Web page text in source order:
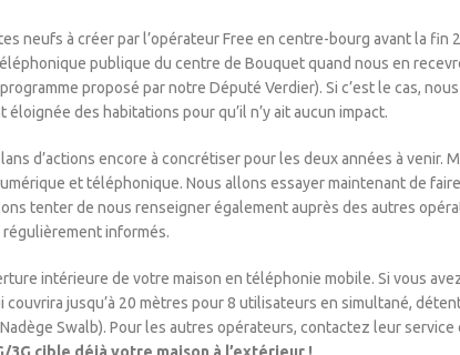
neufs à créer par l’opérateur Free en centre-bourg avant la fin
publique du centre de Bouquet quand nous en
proposé par notre Député Verdier). Si c’est le cas,
des habitations pour qu’il n’y ait aucun impact.
d’actions encore à concrétiser pour les deux années à venir.
et téléphonique. Nous allons essayer maintenant de
tenter de nous renseigner également auprès des autres
régulièrement informés.
intérieure de votre maison en téléphonie mobile. Si vous
jusqu’à 20 mètres pour 8 utilisateurs en simultané,
Swalb). Pour les autres opérateurs, contactez leur service
cible déjà votre maison à l’extérieur !